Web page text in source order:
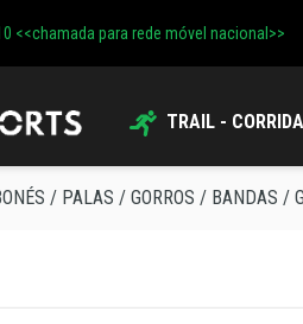
<<chamada para rede móvel nacional>>
TRAIL - CORRIDA
/ PALAS / GORROS / BANDAS /